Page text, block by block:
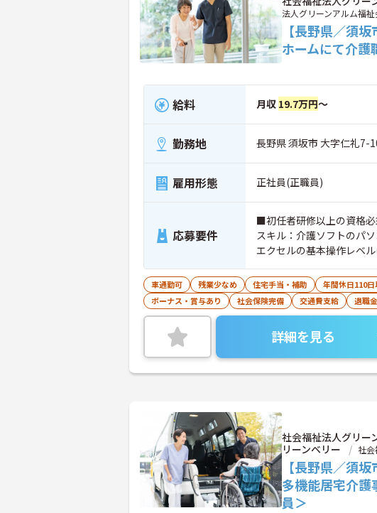
法人グリーンアルム福祉
【長野県／須
ホームにて介護
給料 月収 19.7万円～
勤務地 長野県 須坂市 大字仁礼7-
雇用形態 正社員(正職員)
応募要件
■初任者研修以上の資格
スキル：介護ソフトのパ
エクセルの基本操作レベル
車通勤可 残業少なめ 住宅手当・補助 年間休日110日
ボーナス・賞与あり
社会保険完備 交通費支給 退職
詳細を見る
社会福祉法人グリ
リーンベリー
社
【長野県／須
多機能居宅介
員＞